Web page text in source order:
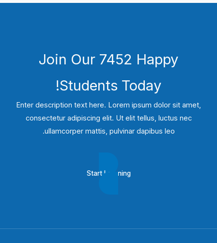
Join Our 7452 Happy
Students​ Today!
Enter description text here. Lorem ipsum dolor sit amet,
consectetur adipiscing elit. Ut elit tellus, luctus nec
ullamcorper mattis, pulvinar dapibus leo.​
Start Learning